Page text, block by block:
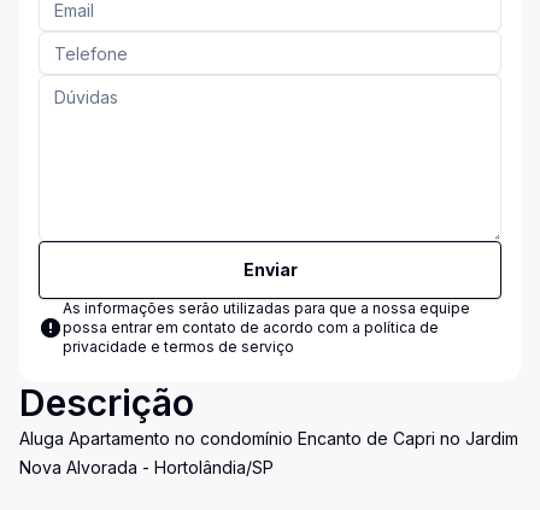
Enviar
As informações serão utilizadas para que a nossa equipe
possa entrar em contato de acordo com a política de
privacidade e termos de serviço
Descrição
Aluga Apartamento no condomínio Encanto de Capri no Jardim
Nova Alvorada - Hortolândia/SP